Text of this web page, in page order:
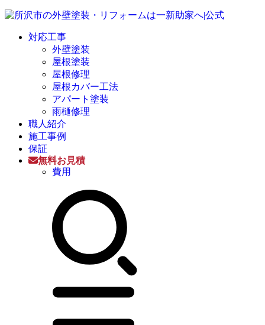
対応工事
外壁塗装
屋根塗装
屋根修理
屋根カバー工法
アパート塗装
雨樋修理
職人紹介
施工事例
保証
無料お見積
費用